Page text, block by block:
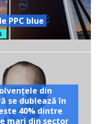
PPC blue
din
se dublează în
40% dintre
mari din sector